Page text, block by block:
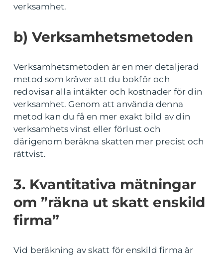
verksamhet.
b) Verksamhetsmetoden
Verksamhetsmetoden är en mer detaljerad
metod som kräver att du bokför och
redovisar alla intäkter och kostnader för din
verksamhet. Genom att använda denna
metod kan du få en mer exakt bild av din
verksamhets vinst eller förlust och
därigenom beräkna skatten mer precist och
rättvist.
3. Kvantitativa mätningar
om ”räkna ut skatt enskild
firma”
Vid beräkning av skatt för enskild firma är